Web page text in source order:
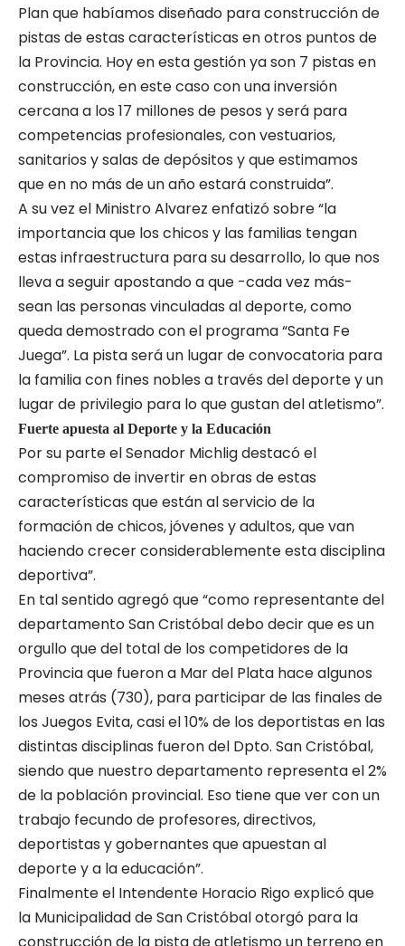
Plan que habíamos diseñado para construcción de
pistas de estas características en otros puntos de
la Provincia. Hoy en esta gestión ya son 7 pistas en
construcción, en este caso con una inversión
cercana a los 17 millones de pesos y será para
competencias profesionales, con vestuarios,
sanitarios y salas de depósitos y que estimamos
que en no más de un año estará construida”.
A su vez el Ministro Alvarez enfatizó sobre “la
importancia que los chicos y las familias tengan
estas infraestructura para su desarrollo, lo que nos
lleva a seguir apostando a que -cada vez más-
sean las personas vinculadas al deporte, como
queda demostrado con el programa “Santa Fe
Juega”. La pista será un lugar de convocatoria para
la familia con fines nobles a través del deporte y un
lugar de privilegio para lo que gustan del atletismo”.
Fuerte apuesta al Deporte y la Educación
Por su parte el Senador Michlig destacó el
compromiso de invertir en obras de estas
características que están al servicio de la
formación de chicos, jóvenes y adultos, que van
haciendo crecer considerablemente esta disciplina
deportiva”.
En tal sentido agregó que “como representante del
departamento San Cristóbal debo decir que es un
orgullo que del total de los competidores de la
Provincia que fueron a Mar del Plata hace algunos
meses atrás (730), para participar de las finales de
los Juegos Evita, casi el 10% de los deportistas en las
distintas disciplinas fueron del Dpto. San Cristóbal,
siendo que nuestro departamento representa el 2%
de la población provincial. Eso tiene que ver con un
trabajo fecundo de profesores, directivos,
deportistas y gobernantes que apuestan al
deporte y a la educación”.
Finalmente el Intendente Horacio Rigo explicó que
la Municipalidad de San Cristóbal otorgó para la